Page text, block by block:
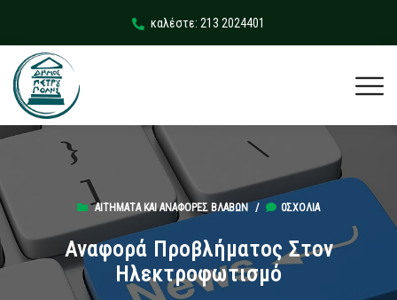
καλέστε: 213 2024401
ΑΙΤΉΜΑΤΑ ΚΑΙ ΑΝΑΦΟΡΈΣ ΒΛΑΒΏΝ / 0ΣΧΌΛΙΑ
Αναφορά Προβλήματος Στον
Ηλεκτροφωτισμό